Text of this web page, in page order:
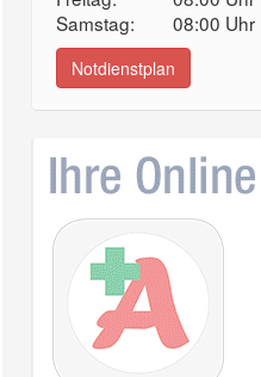
Samstag:
08:00 Uhr
Notdienstplan